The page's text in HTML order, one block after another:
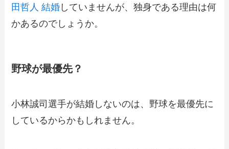
田哲人 結婚 していませんが、独身である理由は何
かあるのでしょうか。
野球が最優先？
小林誠司選手が結婚しないのは、野球を最優先に
しているからかもしれません。